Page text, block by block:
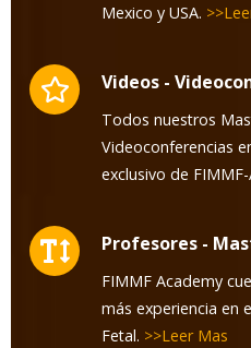
Mexico y USA.
Videos -
Todos nuestros
Videoconferencias
exclusivo de
Profesores -
FIMMF Academy
más experiencia en
Fetal. >>Leer Mas